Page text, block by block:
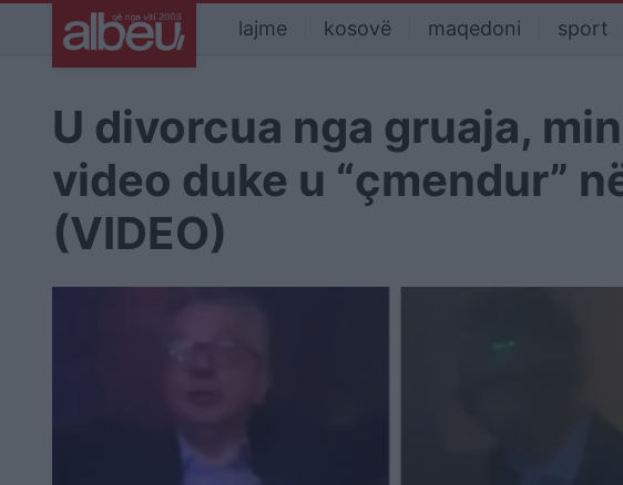
lajme kosovë maqedoni sport
U divorcua nga gruaja,
video duke u “çmendur”
(VIDEO)